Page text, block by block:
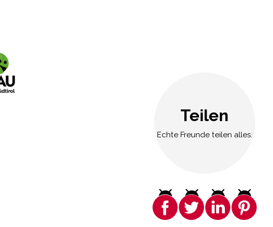
Teilen
Echte Freunde teilen alles.